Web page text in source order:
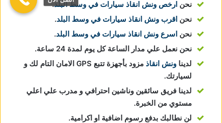
نحن ارخص ونش انقاذ سيارات في وسط البلد.
نحن اقرب ونش انقاذ سيارات في وسط البلد.
نحن اسرع ونش انقاذ سيارات في وسط البلد.
نحن نعمل علي مدار الساعة كل يوم لمدة 24 ساعة.
لدينا ونش انقاذ
مزود بأجهزة تتبع GPS الامان التام لك و
لسيارتك.
لدينا فريق سائقين وناشين احترافي و مدرب علي اعلي
مستوي من الخبرة.
لن نطالبك بدفع رسوم اضافية او اكرامية.